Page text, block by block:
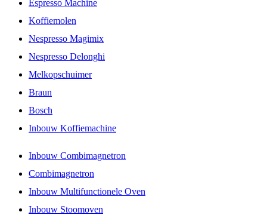
Espresso Machine
Koffiemolen
Nespresso Magimix
Nespresso Delonghi
Melkopschuimer
Braun
Bosch
Inbouw Koffiemachine
Inbouw Combimagnetron
Combimagnetron
Inbouw Multifunctionele Oven
Inbouw Stoomoven